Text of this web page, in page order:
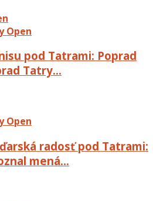
Open
pod Tatrami: Poprad
Tatry…
Open
radosť pod Tatrami:
mená…